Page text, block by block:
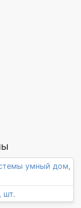
умный дом,
шт.